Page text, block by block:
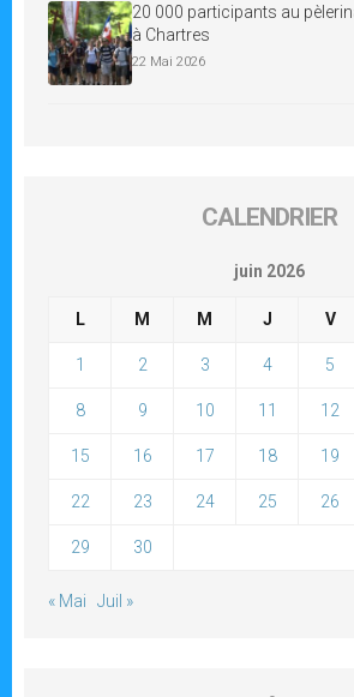
20 000 participants au
à Chartres
22 Mai 2026
CALENDRIER
juin 2026
L M M J V
1 2 3 4 5
8 9 10 11 12
15 16 17 18 19
22 23 24 25 26
29 30
« Mai Juil »